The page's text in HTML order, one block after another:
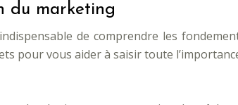
du marketing
de comprendre les
pour vous aider à saisir toute